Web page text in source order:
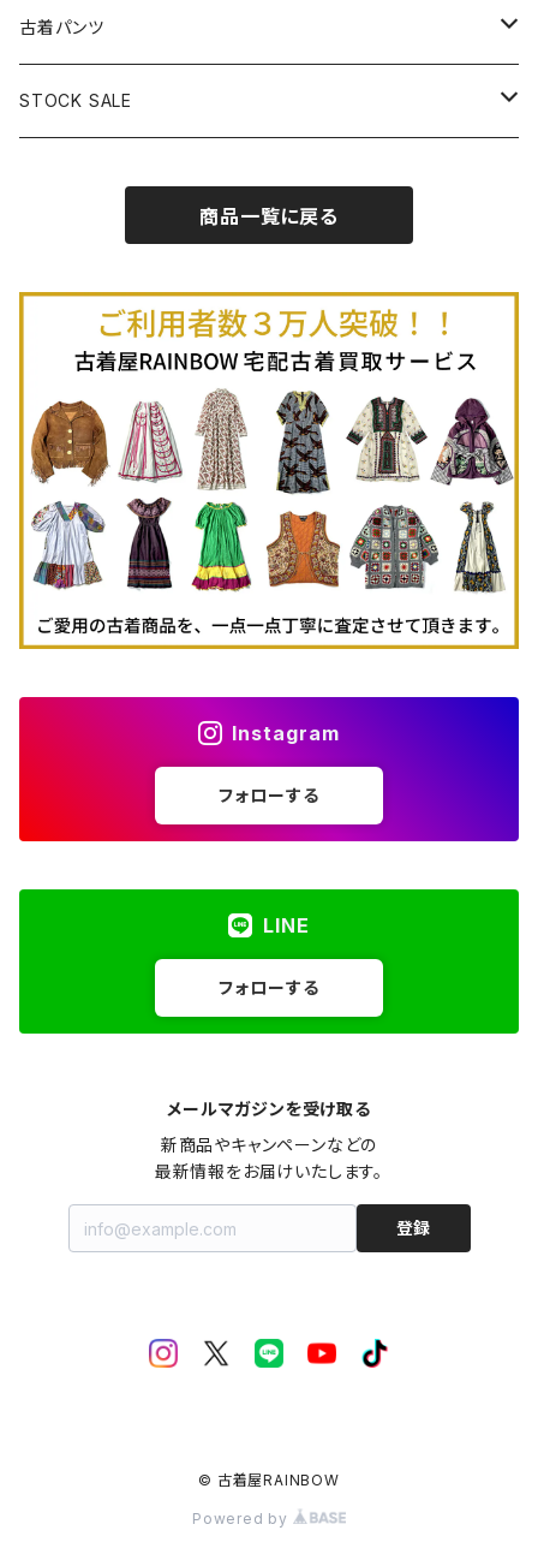
古着オールインワン
古着オーバーオール
古着半袖プルオーバー
古着長袖Ｔシャツ
古着半袖Ｔシャツ
古着ベスト
古着キャミソール
古着ポロシャツ
古着長袖ポロシャツ
古着スウェット
古着パーカー
古着タンクトップ
古着半袖ニット
古着ニットアウター
古着ライトコート
古着ヘビージャケット
古着羽織り
古着ロング丈スカート (丈76cm-)
古着膝丈スカート (丈56-75cm)
古着ミニ丈スカート (丈56-75cm)
古着パンツ
古着ロング丈パンツ
STOCK SALE
Autumn / Winter
商品一覧に戻る
Instagram
フォローする
LINE
フォローする
メールマガジンを受け取る
新商品やキャンペーンなどの
最新情報をお届けいたします。
登録
© 古着屋RAINBOW
Powered by